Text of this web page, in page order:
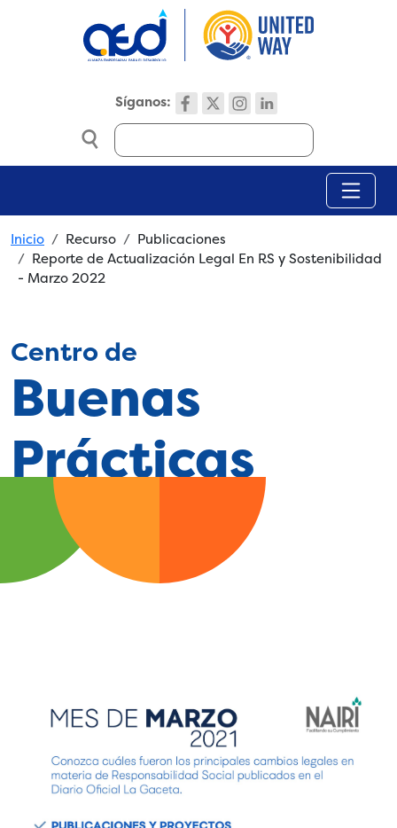
Síganos:
Search
Breadcrumb
Inicio Recurso
Publicaciones
Reporte de Actualización Legal En RS y Sostenibilidad
- Marzo 2022
Centro de
Buenas
Prácticas